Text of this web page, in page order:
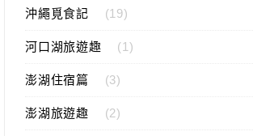
沖繩覓食記 (19)
河口湖旅遊趣 (1)
澎湖住宿篇 (3)
澎湖旅遊趣 (2)